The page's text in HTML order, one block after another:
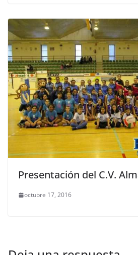
Presentación del C.V.
octubre 17, 2016